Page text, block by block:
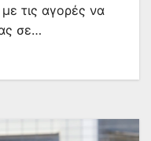
τις αγορές να
σε…